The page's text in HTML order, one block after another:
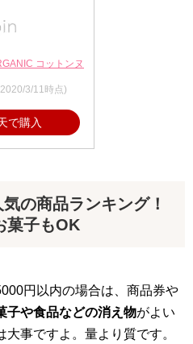
コットンヌ
3/11時点)
で購入
の商品ランキング！
菓子もOK
円以内の場合は、商品券や
子や食品などの消え物がよい
事ですよ。量より質です。